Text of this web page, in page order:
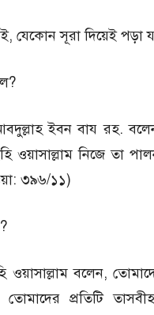
যেকোন সূরা দিয়েই পড়া
ইবন বায রহ.
ওয়াসাল্লাম নিজে
৩৯৬/১১)
ওয়াসাল্লাম বলেন,
প্রতিটি